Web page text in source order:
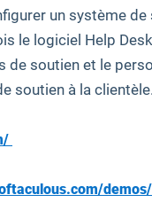
un système de
le logiciel Help Desk
de soutien et le
soutien à la clientèle.
demos/